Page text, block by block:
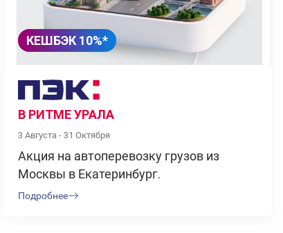
КЕШБЭК 10%*
В РИТМЕ УРАЛА
3 Августа - 31 Октября
Акция на автоперевозку грузов из
Москвы в Екатеринбург.
Подробнее